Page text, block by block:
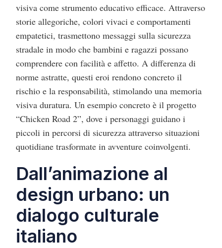
visiva come strumento educativo efficace. Attraverso
storie allegoriche, colori vivaci e comportamenti
empatetici, trasmettono messaggi sulla sicurezza
stradale in modo che bambini e ragazzi possano
comprendere con facilità e affetto. A differenza di
norme astratte, questi eroi rendono concreto il
rischio e la responsabilità, stimolando una memoria
visiva duratura. Un esempio concreto è il progetto
“Chicken Road 2”, dove i personaggi guidano i
piccoli in percorsi di sicurezza attraverso situazioni
quotidiane trasformate in avventure coinvolgenti.
Dall’animazione al
design urbano: un
dialogo culturale
italiano